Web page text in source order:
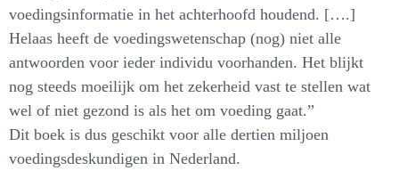
voedingsinformatie in het achterhoofd houdend. [….]
Helaas heeft de voedingswetenschap (nog) niet alle
antwoorden voor ieder individu voorhanden. Het blijkt
nog steeds moeilijk om het zekerheid vast te stellen wat
wel of niet gezond is als het om voeding gaat.”
Dit boek is dus geschikt voor alle dertien miljoen
voedingsdeskundigen in Nederland.